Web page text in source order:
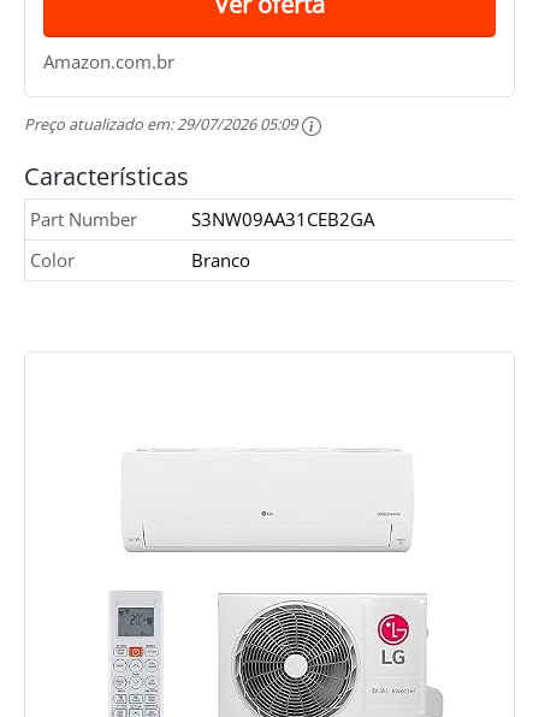
Amazon.com.br
Preço atualizado em:29/07/2026 05:09
Características
Part Number
S3NW09AA31CEB2GA
Color
Branco